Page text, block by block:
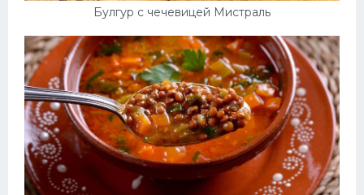
Булгур с чечевицей Мистраль